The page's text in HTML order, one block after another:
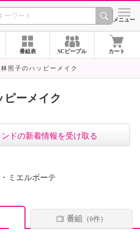
CHANNEL ショッ
メニュー
番組表 SCピープル カート
照子のハッピーメイク
ピーメイク
ンドの新着情報を受け取る
ミエルボーテ
番組 （0件）